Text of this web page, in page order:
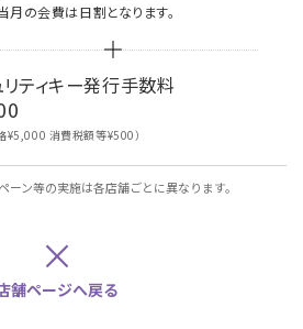
の会費は日割となります。
リティキー発行手数料
¥5,000 消費税額等¥500）
ン等の実施は各店舗ごとに異なります。
×
舗ページへ戻る